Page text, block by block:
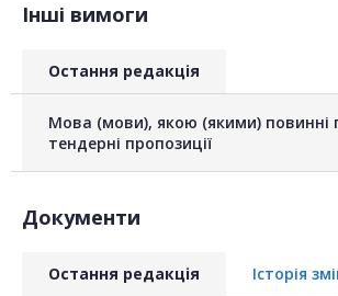
Інші вимоги
Остання редакція
Мова (мови), якою (якими) повинні
тендерні пропозиції
Документи
Остання редакція Історія